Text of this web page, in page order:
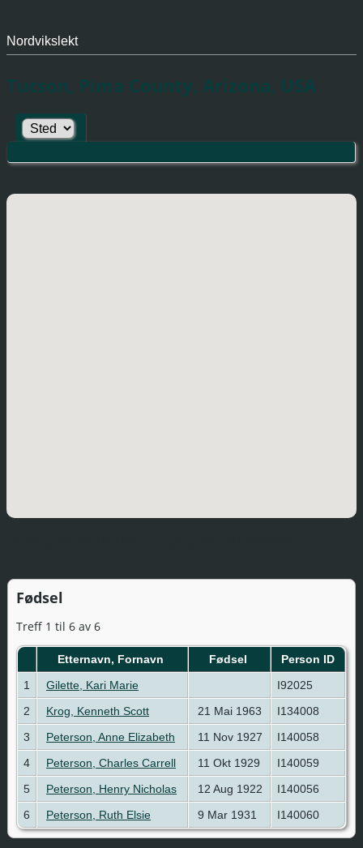
Nordvikslekt
Tucson, Pima County, Arizona, USA
Fødsel
Treff 1 til 6 av 6
Etternavn, Fornavn Fødsel
Person ID
1
Gilette, Kari Marie
I92025
2
Krog, Kenneth Scott 21 Mai 1963
I134008
3
Peterson, Anne Elizabeth 11 Nov 1927
I140058
4
Peterson, Charles Carrell 11 Okt 1929
I140059
5
Peterson, Henry Nicholas 12 Aug 1922
I140056
6
Peterson, Ruth Elsie 9 Mar 1931 I140060